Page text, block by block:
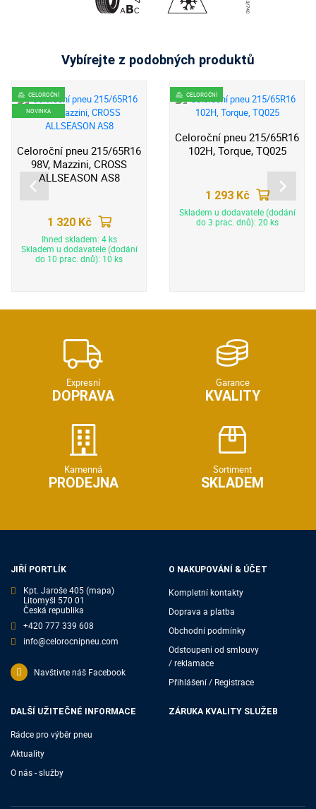
Vybírejte z podobných produktů
CELOROČNÍ
NOVINKA
Celoroční pneu 215/65R16
98V, Mazzini, CROSS
ALLSEASON AS8
1 320 Kč
Ihned skladem: 4 ks
Skladem u dodavatele (dodání
do 10 prac. dnů): 10 ks
CELOROČNÍ
Celoroční pneu 215/65R16
102H, Torque, TQ025
1 293 Kč
Skladem u dodavatele (dodání
do 3 prac. dnů): 20 ks
Expresní
DOPRAVA
Garance
KVALITY
Kamenná
PRODEJNA
Sortiment
SKLADEM
JIŘÍ PORTLÍK
Kpt. Jaroše 405(mapa)
Litomyšl 570 01
Česká republika
+420 777 339 608
info@celorocnipneu.com
Navštivte náš Facebook
O NAKUPOVÁNÍ & ÚČET
Kompletní kontakty
Doprava a platba
Obchodní podmínky
Odstoupení od smlouvy
/ reklamace
Přihlášení / Registrace
DALŠÍ UŽITEČNÉ INFORMACE
Rádce pro výběr pneu
Aktuality
O nás - služby
ZÁRUKA KVALITY SLUŽEB